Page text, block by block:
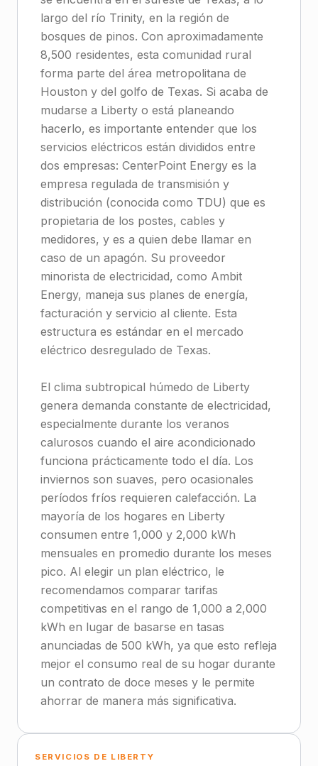
largo del río Trinity, en la región de
bosques de pinos. Con aproximadamente
8,500 residentes, esta comunidad rural
forma parte del área metropolitana de
Houston y del golfo de Texas. Si acaba de
mudarse a Liberty o está planeando
hacerlo, es importante entender que los
servicios eléctricos están divididos entre
dos empresas: CenterPoint Energy es la
empresa regulada de transmisión y
distribución (conocida como TDU) que es
propietaria de los postes, cables y
medidores, y es a quien debe llamar en
caso de un apagón. Su proveedor
minorista de electricidad, como Ambit
Energy, maneja sus planes de energía,
facturación y servicio al cliente. Esta
estructura es estándar en el mercado
eléctrico desregulado de Texas.
El clima subtropical húmedo de Liberty
genera demanda constante de electricidad,
especialmente durante los veranos
calurosos cuando el aire acondicionado
funciona prácticamente todo el día. Los
inviernos son suaves, pero ocasionales
períodos fríos requieren calefacción. La
mayoría de los hogares en Liberty
consumen entre 1,000 y 2,000 kWh
mensuales en promedio durante los meses
pico. Al elegir un plan eléctrico, le
recomendamos comparar tarifas
competitivas en el rango de 1,000 a 2,000
kWh en lugar de basarse en tasas
anunciadas de 500 kWh, ya que esto refleja
mejor el consumo real de su hogar durante
un contrato de doce meses y le permite
ahorrar de manera más significativa.
SERVICIOS DE LIBERTY